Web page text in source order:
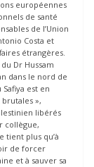
européennes
de santé
de l’Union
Costa et
étrangères.
Dr Hussam
dans le nord de
est en
»,
libérés
collègue,
tient plus qu’à
de forcer
et à sauver sa